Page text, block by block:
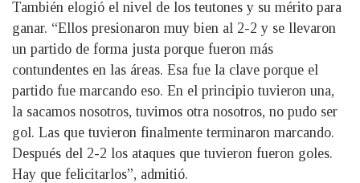
También elogió el nivel de los teutones y su mérito para
ganar. “Ellos presionaron muy bien al 2-2 y se llevaron
un partido de forma justa porque fueron más
contundentes en las áreas. Esa fue la clave porque el
partido fue marcando eso. En el principio tuvieron una,
la sacamos nosotros, tuvimos otra nosotros, no pudo ser
gol. Las que tuvieron finalmente terminaron marcando.
Después del 2-2 los ataques que tuvieron fueron goles.
Hay que felicitarlos”, admitió.